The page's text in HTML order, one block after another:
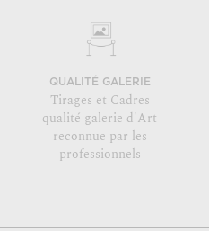
QUALITÉ GALERIE
Tirages et Cadres
qualité galerie d'Art
reconnue par les
professionnels